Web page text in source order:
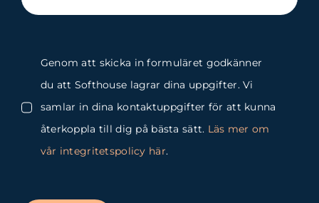
Genom att skicka in formuläret godkänner
du att Softhouse lagrar dina uppgifter. Vi
samlar in dina kontaktuppgifter för att kunna
återkoppla till dig på bästa sätt. Läs mer om
vår integritetspolicy här.